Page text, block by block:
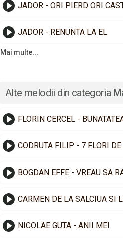
JADOR - ORI PIERD ORI
JADOR - RENUNTA LA EL
Mai multe...
Alte melodii din categoria
CODRUTA FILIP - 7 FLORI
BOGDAN EFFE - VREAU SA
CARMEN DE LA SALCIUA SI
NICOLAE GUTA - ANII MEI